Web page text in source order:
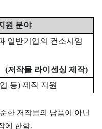
원 분야
일반기업의 컨소시엄
(저작물 라이센싱 제작)
등) 제작 지원
한 저작물의 납품이 아닌
에 한함.